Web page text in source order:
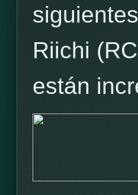
Riichi
están